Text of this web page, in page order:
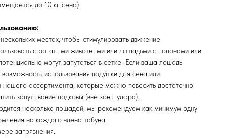
до 10 кг сена)
местах, чтобы стимулировать движение.
с рогатыми животными или лошадьми с попонами или
могут запутаться в сетке. Если ваша лошадь
использования подушки для сена или
нашего ассортимента, которые можно повесить достаточно
запутывание подковы (вне зоны удара).
несколько лошадей, мы рекомендуем как минимум одну
на каждого члена табуна.
загрязнения.